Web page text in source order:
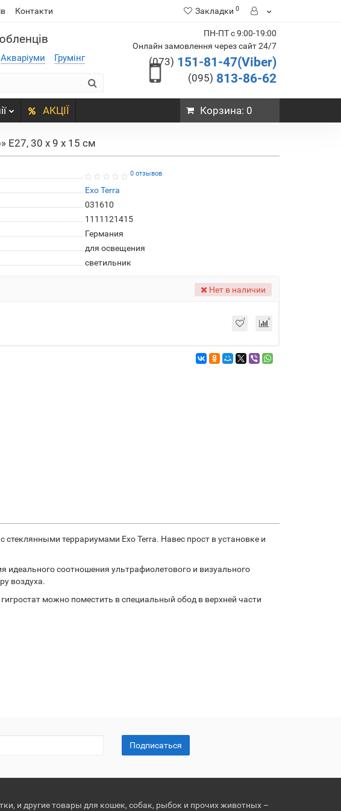
Контакти Закладки 0
Акваріуми Грумінг
ПН-ПТ с 9:00-19:00
Онлайн замовлення через сайт 24/7
(073) 151-81-47(Viber)
(095) 813-86-62
АКЦІЇ Корзина: 0
E27, 30 x 9 x 15 см
0 отзывов
Exo Terra
031610
1111121415
Германия
для освещения
светильник
Нет в наличии
террариумами Exo Terra. Навес прост в установке и
соотношения ультрафиолетового и визуального
воздуха.
можно поместить в специальный обод в верхней части
Подписаться
и другие товары для кошек, собак, рыбок и прочих животных –